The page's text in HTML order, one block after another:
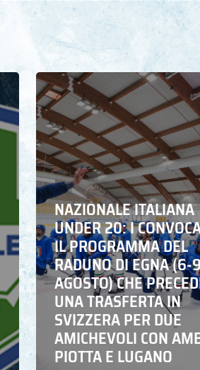
NAZIONALE ITALIANA
UNDER 20: I
IL PROGRAMMA DEL
RADUNO DI EGNA (6-
AGOSTO) CHE
UNA TRASFERTA IN
SVIZZERA PER DUE
AMICHEVOLI CON
PIOTTA E LUGANO